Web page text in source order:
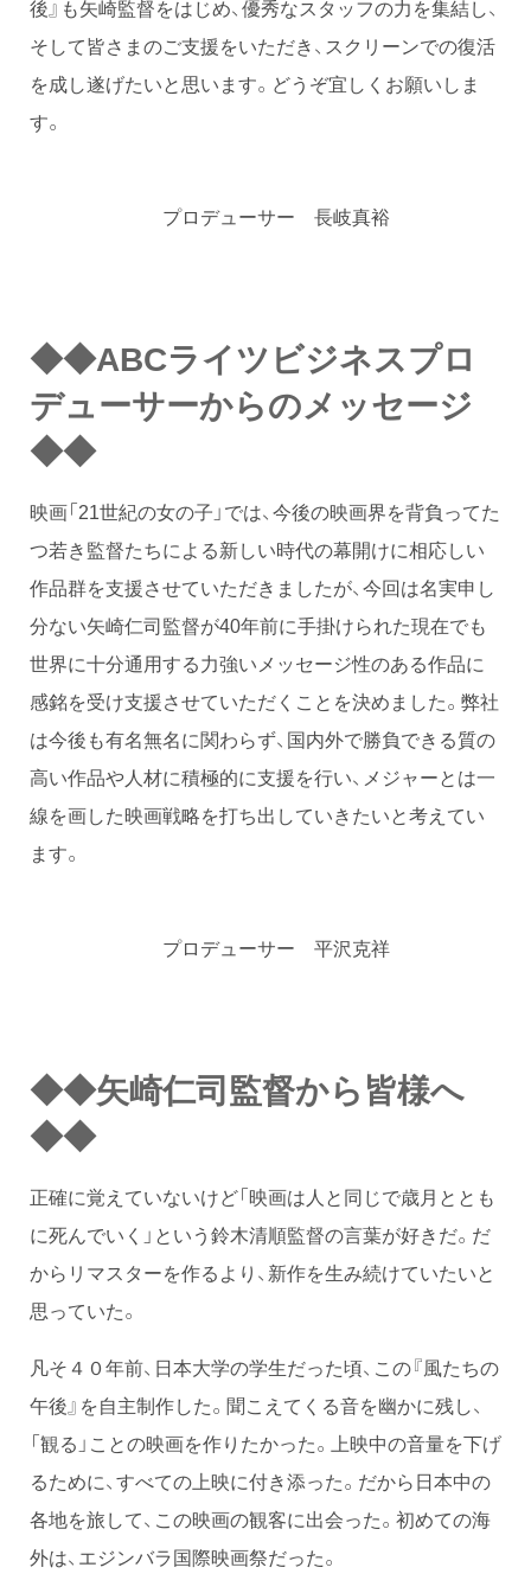
後』も矢崎監督をはじめ、優秀なスタッフの力を集結し、
そして皆さまのご支援をいただき、スクリーンでの復活
を成し遂げたいと思います。どうぞ宜しくお願いしま
す。
プロデューサー 長岐真裕
◆◆ABCライツビジネスプロ
デューサーからのメッセージ
◆◆
映画「21世紀の女の子」では、今後の映画界を背負ってた
つ若き監督たちによる新しい時代の幕開けに相応しい
作品群を支援させていただきましたが、今回は名実申し
分ない矢崎仁司監督が40年前に手掛けられた現在でも
世界に十分通用する力強いメッセージ性のある作品に
感銘を受け支援させていただくことを決めました。弊社
は今後も有名無名に関わらず、国内外で勝負できる質の
高い作品や人材に積極的に支援を行い、メジャーとは一
線を画した映画戦略を打ち出していきたいと考えてい
ます。
プロデューサー 平沢克祥
◆◆矢崎仁司監督から皆様へ
◆◆
正確に覚えていないけど「映画は人と同じで歳月ととも
に死んでいく」という鈴木清順監督の言葉が好きだ。だ
からリマスターを作るより、新作を生み続けていたいと
思っていた。
凡そ４０年前、日本大学の学生だった頃、この『風たちの
午後』を自主制作した。聞こえてくる音を幽かに残し、
「観る」ことの映画を作りたかった。上映中の音量を下げ
るために、すべての上映に付き添った。だから日本中の
各地を旅して、この映画の観客に出会った。初めての海
外は、エジンバラ国際映画祭だった。